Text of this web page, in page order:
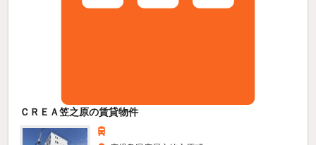
ＣＲＥＡ笠之原の賃貸物件